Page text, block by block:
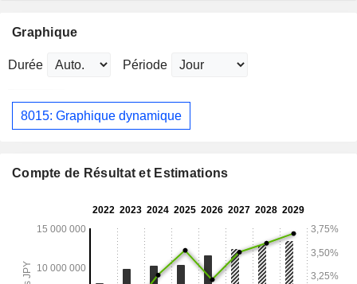
Graphique
Durée Période
8015: Graphique dynamique
Compte de Résultat et Estimations